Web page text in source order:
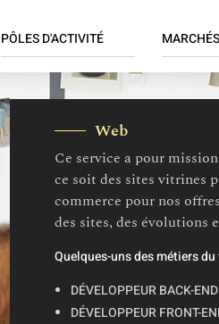
PÔLES D'ACTIVITÉ
Négoce
Retail
Services
MARCHÉS
Bricolage,
loisirs
Textile
Web
Ce service a pour
ce soit des sites vitrines
commerce pour nos
des sites, des évolutions
Quelques-uns des métiers
DÉVELOPPEUR BACK-END
DÉVELOPPEUR FRONT-